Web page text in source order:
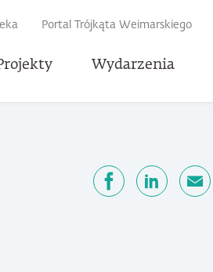
Portal Trójkąta Weimarskiego
Wydarzenia
Udostępnij